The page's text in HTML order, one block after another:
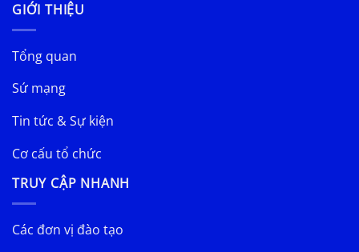
GIỚI THIỆU
Tổng quan
Sứ mạng
Tin tức & Sự kiện
Cơ cấu tổ chức
TRUY CẬP NHANH
Các đơn vị đào tạo